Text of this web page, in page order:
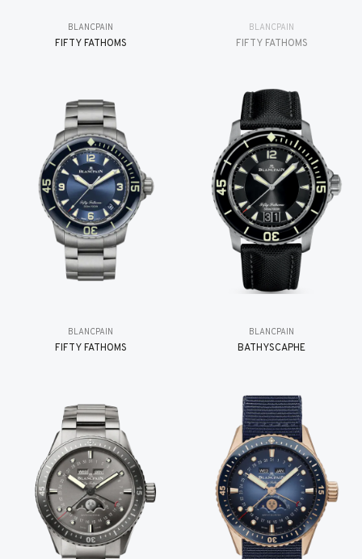
BLANCPAIN
FIFTY FATHOMS
BLANCPAIN
FIFTY FATHOMS
BLANCPAIN
FIFTY FATHOMS
BLANCPAIN
BATHYSCAPHE